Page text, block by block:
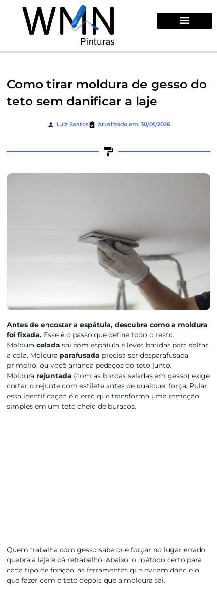
conteúdo
Como tirar moldura de gesso do
teto sem danificar a laje
Luiz Santos Atualizado em: 30/05/2026
Antes de encostar a espátula, descubra como a moldura
foi fixada.Esse é o passo que define todo o resto.
Moldura colada sai com espátula e leves batidas para soltar
a cola. Moldura parafusada precisa ser desparafusada
primeiro, ou você arranca pedaços do teto junto.
Moldura rejuntada (com as bordas seladas em gesso) exige
cortar o rejunte com estilete antes de qualquer força. Pular
essa identificação é o erro que transforma uma remoção
simples em um teto cheio de buracos.
Quem trabalha com gesso sabe que forçar no lugar errado
quebra a laje e dá retrabalho. Abaixo, o método certo para
cada tipo de fixação, as ferramentas que evitam dano e o
que fazer com o teto depois que a moldura sai.